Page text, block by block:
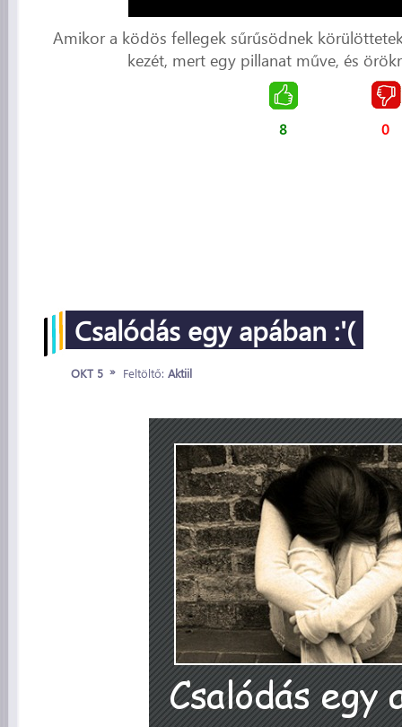
Amikor a ködös fellegek sűrűsödnek
kezét, mert egy pillanat műve, és
8 0
Csalódás egy apában :'(
OKT 5 » Feltöltő: Aktiil